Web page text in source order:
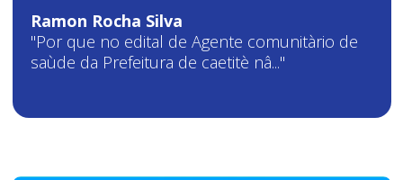
Ramon Rocha Silva
"Por que no edital de Agente comunitàrio de
saùde da Prefeitura de caetitè nâ..."